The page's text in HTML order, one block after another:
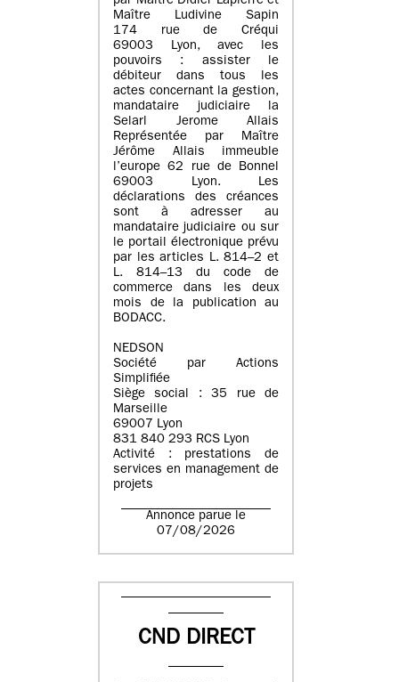
Maître Ludivine Sapin
174 rue de Créqui
69003 Lyon, avec les
pouvoirs : assister le
débiteur dans tous les
actes concernant la gestion,
mandataire judiciaire la
Selarl Jerome Allais
Représentée par Maître
Jérôme Allais immeuble
l’europe 62 rue de Bonnel
69003 Lyon. Les
déclarations des créances
sont à adresser au
mandataire judiciaire ou sur
le portail électronique prévu
par les articles L. 814–2 et
L. 814–13 du code de
commerce dans les deux
mois de la publication au
BODACC.
NEDSON
Société par Actions
Simplifiée
Siège social : 35 rue de
Marseille
69007 Lyon
831 840 293 RCS Lyon
Activité : prestations de
services en management de
projets
Annonce parue le
07/08/2026
CND DIRECT